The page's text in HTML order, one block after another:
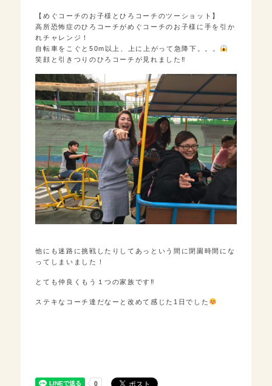
【めぐコーチのお子様とひろコーチのツーショット】
高所恐怖症のひろコーチがめぐコーチのお子様に手を引か
れチャレンジ！
自転車をこぐと50m以上、上に上がって急降下。。。
笑顔と引きつりのひろコーチが見れました‼︎
他にも迷路に挑戦したりしてあっという間に閉園時間にな
ってしまいました！
とても仲良くもう１つの家族です‼︎
ステキなコーチ達だなーと改めて感じた1日でした